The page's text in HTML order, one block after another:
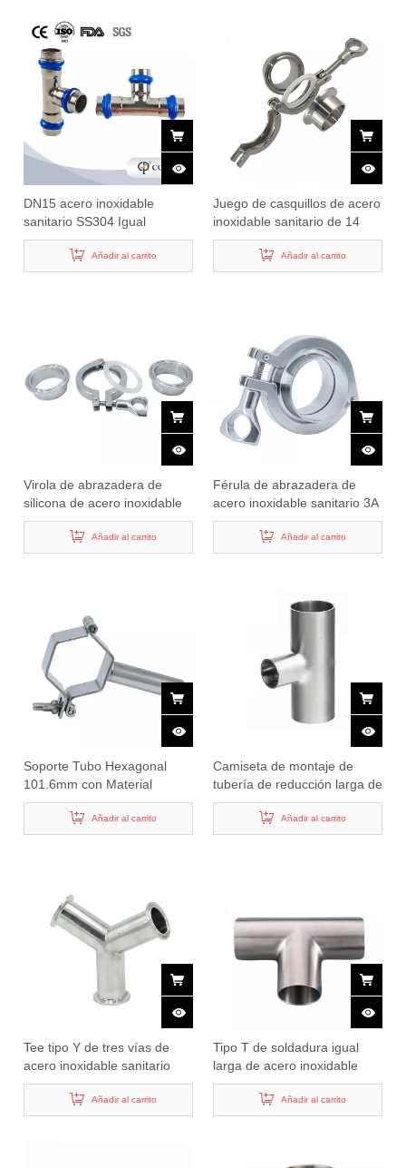
DN15 acero inoxidable
sanitario SS304 Igual
Añadir al carrito
Juego de casquillos de acero
inoxidable sanitario de 14
amperios y 28,6 mm
Añadir al carrito
Virola de abrazadera de
silicona de acero inoxidable
sanitario de 21,5 mm
Añadir al carrito
Férula de abrazadera de
acero inoxidable sanitario 3A
de 21,5 mm
Añadir al carrito
Soporte Tubo Hexagonal
101.6mm con Material
Sanitario
Añadir al carrito
Camiseta de montaje de
tubería de reducción larga de
acero inoxidable sanitario
Añadir al carrito
Tee tipo Y de tres vías de
acero inoxidable sanitario
Añadir al carrito
Tipo T de soldadura igual
larga de acero inoxidable
sanitario
Añadir al carrito